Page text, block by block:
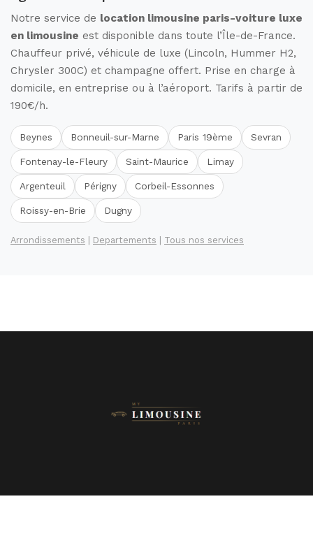
Notre service de location limousine paris-voiture luxe
en limousine est disponible dans toute l’Île-de-France.
Chauffeur privé, véhicule de luxe (Lincoln, Hummer H2,
Chrysler 300C) et champagne offert. Prise en charge à
domicile, en entreprise ou à l’aéroport. Tarifs à partir de
190€/h.
Beynes Bonneuil-sur-Marne Paris 19ème Sevran
Fontenay-le-Fleury Saint-Maurice Limay
Argenteuil Périgny Corbeil-Essonnes
Roissy-en-Brie Dugny
Arrondissements Departements Tous nos services